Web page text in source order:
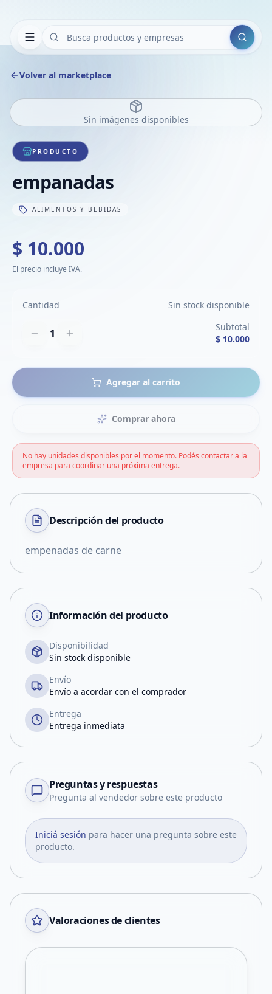
Buscar
Volver al marketplace
Sin imágenes disponibles
PRODUCTO
empanadas
ALIMENTOS Y BEBIDAS
$ 10.000
El precio incluye IVA.
Cantidad Sin stock disponible
1
Subtotal
$ 10.000
Agregar al carrito
Comprar ahora
No hay unidades disponibles por el momento. Podés contactar a la
empresa para coordinar una próxima entrega.
Descripción del producto
empenadas de carne
Información del producto
Disponibilidad
Sin stock disponible
Envío
Envío a acordar con el comprador
Entrega
Entrega inmediata
Preguntas y respuestas
Pregunta al vendedor sobre este producto
Iniciá sesión para hacer una pregunta sobre este
producto.
Valoraciones de clientes